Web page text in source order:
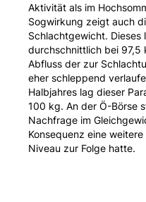
Aktivität als im
Sogwirkung zeigt auch
Schlachtgewicht. Dieses
durchschnittlich bei 97,5
Abfluss der zur
eher schleppend
Halbjahres lag dieser
100 kg. An der Ö-Börse
Nachfrage im
Konsequenz eine
Niveau zur Folge hatte.